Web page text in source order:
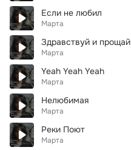
Если не любил
Марта
Здравствуй и прощай
Марта
Yeah Yeah Yeah
Марта
Нелюбимая
Марта
Реки Поют
Марта